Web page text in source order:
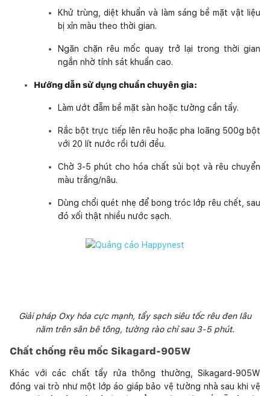
Khử trùng, diệt khuẩn và làm sáng bề mặt vật liệu
bị xỉn màu theo thời gian.
Ngăn chặn rêu mốc quay trở lại trong thời gian
ngắn nhờ tính sát khuẩn cao.
Hướng dẫn sử dụng chuẩn chuyên gia:
Làm ướt đẫm bề mặt sàn hoặc tường cần tẩy.
Rắc bột trực tiếp lên rêu hoặc pha loãng 500g bột
với 20 lít nước rồi tưới đều.
Chờ 3-5 phút cho hóa chất sủi bọt và rêu chuyển
màu trắng/nâu.
Dùng chổi quét nhẹ để bong tróc lớp rêu chết, sau
đó xối thật nhiều nước sạch.
Giải pháp Oxy hóa cực mạnh, tẩy sạch siêu tốc rêu đen lâu
năm trên sân bê tông, tường rào chỉ sau 3-5 phút.
Chất chống rêu mốc Sikagard-905W
Khác với các chất tẩy rửa thông thường, Sikagard-905W
đóng vai trò như một lớp áo giáp bảo vệ tường nhà sau khi vệ